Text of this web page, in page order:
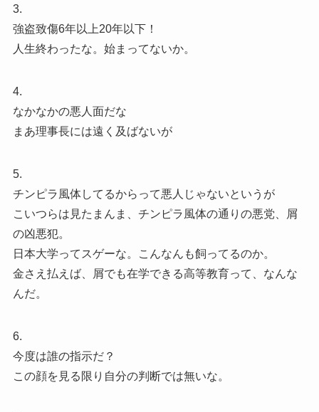
3.
強盗致傷6年以上20年以下！
人生終わったな。始まってないか。
4.
なかなかの悪人面だな
まあ理事長には遠く及ばないが
5.
チンピラ風体してるからって悪人じゃないというが
こいつらは見たまんま、チンピラ風体の通りの悪党、屑
の凶悪犯。
日本大学ってスゲーな。こんなんも飼ってるのか。
金さえ払えば、屑でも在学できる高等教育って、なんな
んだ。
6.
今度は誰の指示だ？
この顔を見る限り自分の判断では無いな。